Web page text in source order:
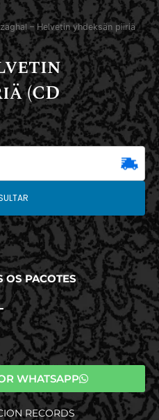
– Helvetin yhdeksän piiriä
(CD
OS PACOTES
WHATSAPP
RECORDS